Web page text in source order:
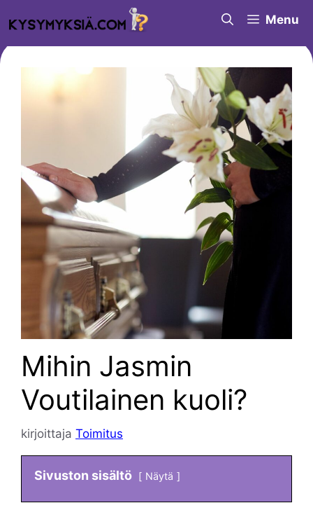
sisältöön
Menu
Mihin Jasmin
Voutilainen kuoli?
kirjoittaja Toimitus
Sivuston sisältö Näytä